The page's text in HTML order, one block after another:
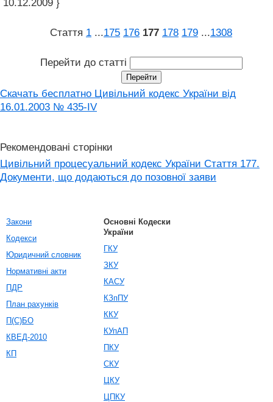
10.12.2009 }
Стаття 1 ...175 176 177 178 179 ...1308
Перейти до статті
Скачать бесплатно Цивільний кодекс України від
16.01.2003 № 435-IV
Рекомендовані сторінки
Цивільний процесуальний кодекс України Стаття 177.
Документи, що додаються до позовної заяви
Закони
Кодекси
Юридичний словник
Нормативні акти
ПДР
План рахунків
П(С)БО
КВЕД-2010
КП
Основні Кодески
України
ГКУ
ЗКУ
КАСУ
КЗпПУ
ККУ
КУпАП
ПКУ
СКУ
ЦКУ
ЦПКУ